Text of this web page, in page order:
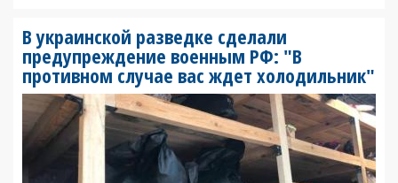
В украинской разведке сделали
предупреждение военным РФ: "В
противном случае вас ждет холодильник"